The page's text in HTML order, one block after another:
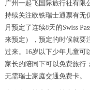
广州一起飞国际旅行社有限
持续关注欧铁瑞士通票有无
月预定了连续8天的Swiss
来预定），预定的时候就要
过来。16岁以下少年儿童可
家长的陪同下可以免费旅行
无需瑞士家庭交通免费卡。